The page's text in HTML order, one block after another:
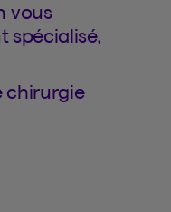
vous
spécialisé,
chirurgie